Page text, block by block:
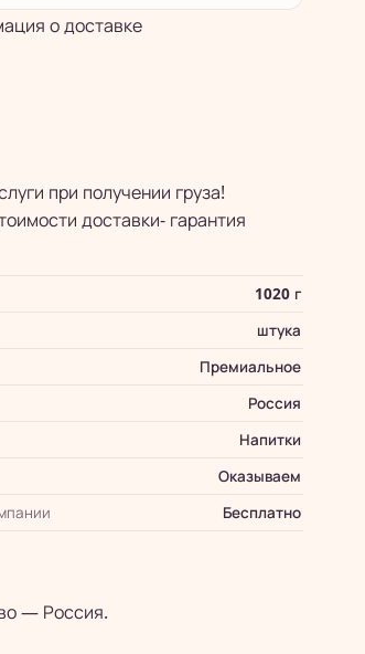
о доставке
при получении груза!
доставки- гарантия
1020 г
штука
Премиальное
Россия
Напитки
Оказываем
Бесплатно
— Россия.